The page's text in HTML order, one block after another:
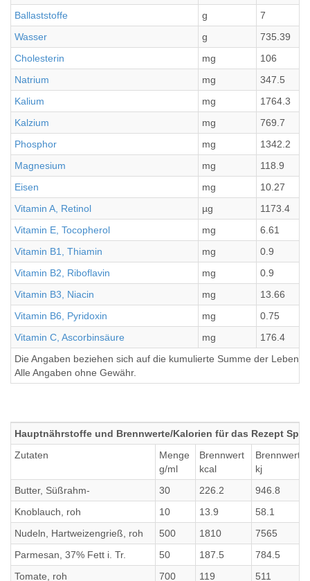
Ballaststoffe
g
7
Wasser
g
735.39
Cholesterin
mg
106
Natrium
mg
347.5
Kalium
mg
1764.3
Kalzium
mg
769.7
Phosphor
mg
1342.2
Magnesium
mg
118.9
Eisen
mg
10.27
Vitamin A, Retinol
µg
1173.4
Vitamin E, Tocopherol
mg
6.61
Vitamin B1, Thiamin
mg
0.9
Vitamin B2, Riboflavin
mg
0.9
Vitamin B3, Niacin
mg
13.66
Vitamin B6, Pyridoxin
mg
0.75
Vitamin C, Ascorbinsäure
mg
176.4
Die Angaben beziehen sich auf die kumulierte Summe der
Alle Angaben ohne Gewähr.
Hauptnährstoffe und Brennwerte/Kalorien für das Rezept
Zutaten
Menge
g/ml
Brennwert
kcal
Brennwert
kj
Butter, Süßrahm-
30 226.2
946.8
Knoblauch, roh
10 13.9
58.1
Nudeln, Hartweizengrieß, roh
500 1810
7565
Parmesan, 37% Fett i. Tr.
50 187.5
784.5
Tomate, roh
700 119 511